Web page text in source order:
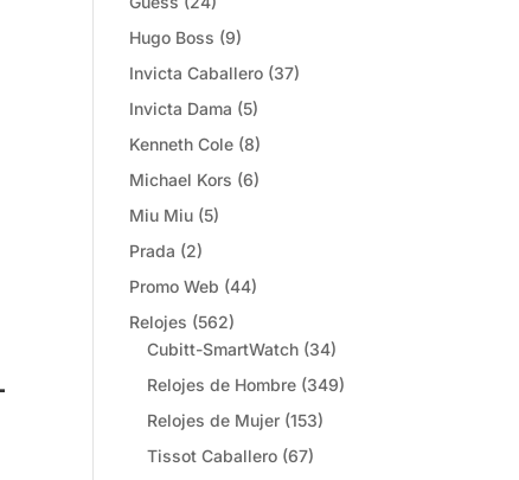
Hugo Boss (9)
Invicta Caballero (37)
Invicta Dama (5)
Kenneth Cole (8)
Michael Kors (6)
Miu Miu (5)
Prada (2)
Promo Web (44)
Relojes (562)
Cubitt-SmartWatch (34)
Relojes de Hombre (349)
Relojes de Mujer (153)
Tissot Caballero (67)